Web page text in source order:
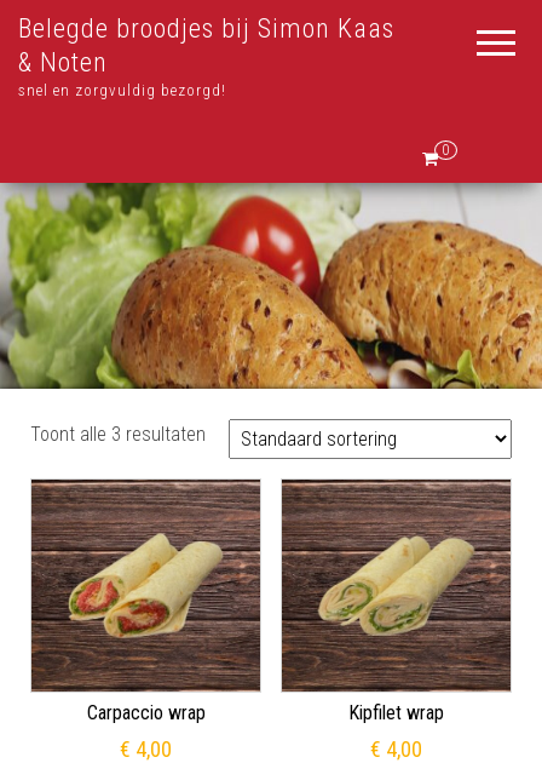
Belegde broodjes bij Simon Kaas
& Noten
snel en zorgvuldig bezorgd!
0
Toont alle 3 resultaten
Carpaccio wrap
€ 4,00
Kipfilet wrap
€ 4,00